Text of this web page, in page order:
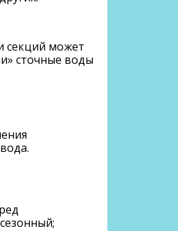
секций может
сточные воды